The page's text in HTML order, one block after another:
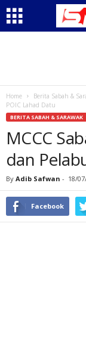
Home Berita Sabah &
POIC Lahad Datu
BERITA SABAH & SARAWAK
MCCC
dan
By Adib Safwan - 18/
Facebook